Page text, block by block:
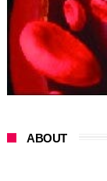
ABOUT